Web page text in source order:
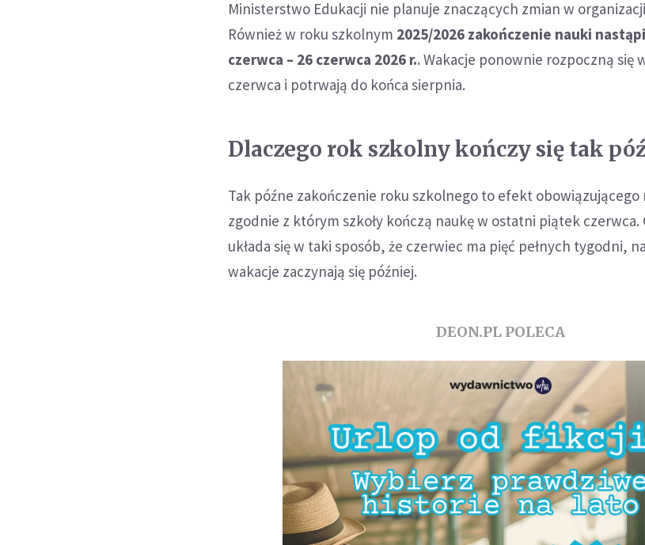
Ministerstwo Edukacji nie planuje znaczących zmian w
Również w roku szkolnym 2025/2026 zakończenie nauki
czerwca – 26 czerwca 2026 r.. Wakacje ponownie rozpoczną się
czerwca i potrwają do końca sierpnia.
Dlaczego rok szkolny kończy się tak
Tak późne zakończenie roku szkolnego to efekt
zgodnie z którym szkoły kończą naukę w ostatni piątek czerwca.
układa się w taki sposób, że czerwiec ma pięć pełnych tygodni,
wakacje zaczynają się później.
DEON.PL POLECA